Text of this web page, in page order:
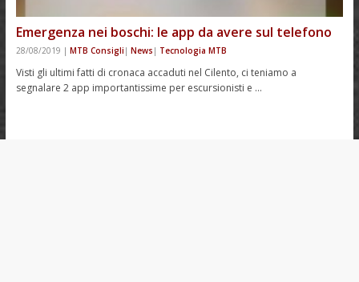
Emergenza nei boschi: le app da avere sul telefono
28/08/2019 | MTB Consigli | News | Tecnologia MTB
Visti gli ultimi fatti di cronaca accaduti nel Cilento, ci teniamo a
segnalare 2 app importantissime per escursionisti e …